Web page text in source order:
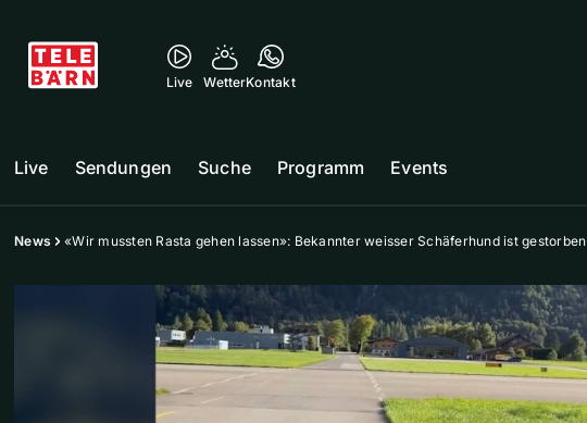
Live WetterKontakt
Live Sendungen Suche Programm Events
News «Wir mussten Rasta gehen lassen»: Bekannter weisser Schäferhund ist gestorben